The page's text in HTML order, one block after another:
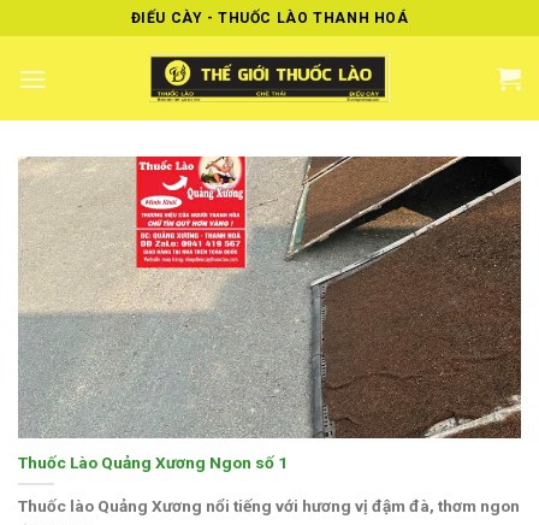
to
content
ĐIẾU CÀY - THUỐC LÀO THANH HOÁ
Thuốc Lào Quảng Xương Ngon số 1
Thuốc lào Quảng Xương nổi tiếng với hương vị đậm đà, thơm ngon